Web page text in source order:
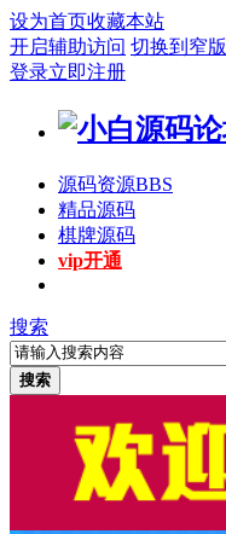
设为首页收藏本站
开启辅助访问 切换到窄版
登录立即注册
源码资源BBS
精品源码
棋牌源码
vip开通
搜索
搜索